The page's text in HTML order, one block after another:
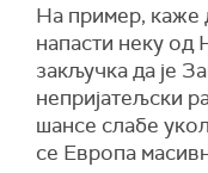
На пример, каже
напасти неку
закључка да је
непријатељски
шансе слабе
се Европа